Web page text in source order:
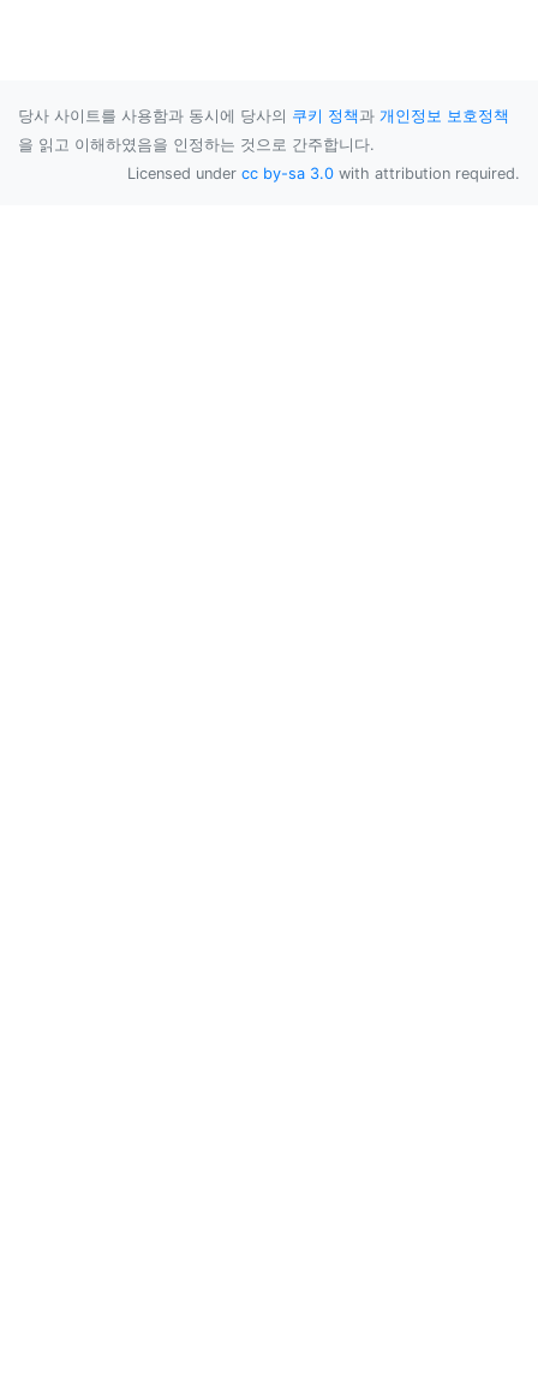
당사 사이트를 사용함과 동시에 당사의 쿠키 정책과 개인정보 보호정책
을 읽고 이해하였음을 인정하는 것으로 간주합니다.
Licensed under cc by-sa 3.0 with attribution required.